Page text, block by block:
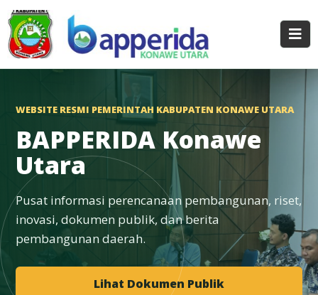
WEBSITE RESMI PEMERINTAH KABUPATEN KONAWE UTARA
BAPPERIDA Konawe
Utara
Pusat informasi perencanaan pembangunan, riset,
inovasi, dokumen publik, dan berita
pembangunan daerah.
Lihat Dokumen Publik